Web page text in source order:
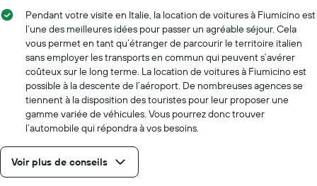
Pendant votre visite en Italie, la location de voitures à Fiumicino est
l’une des meilleures idées pour passer un agréable séjour. Cela
vous permet en tant qu’étranger de parcourir le territoire italien
sans employer les transports en commun qui peuvent s’avérer
coûteux sur le long terme. La location de voitures à Fiumicino est
possible à la descente de l’aéroport. De nombreuses agences se
tiennent à la disposition des touristes pour leur proposer une
gamme variée de véhicules. Vous pourrez donc trouver
l’automobile qui répondra à vos besoins.
Voir plus de conseils